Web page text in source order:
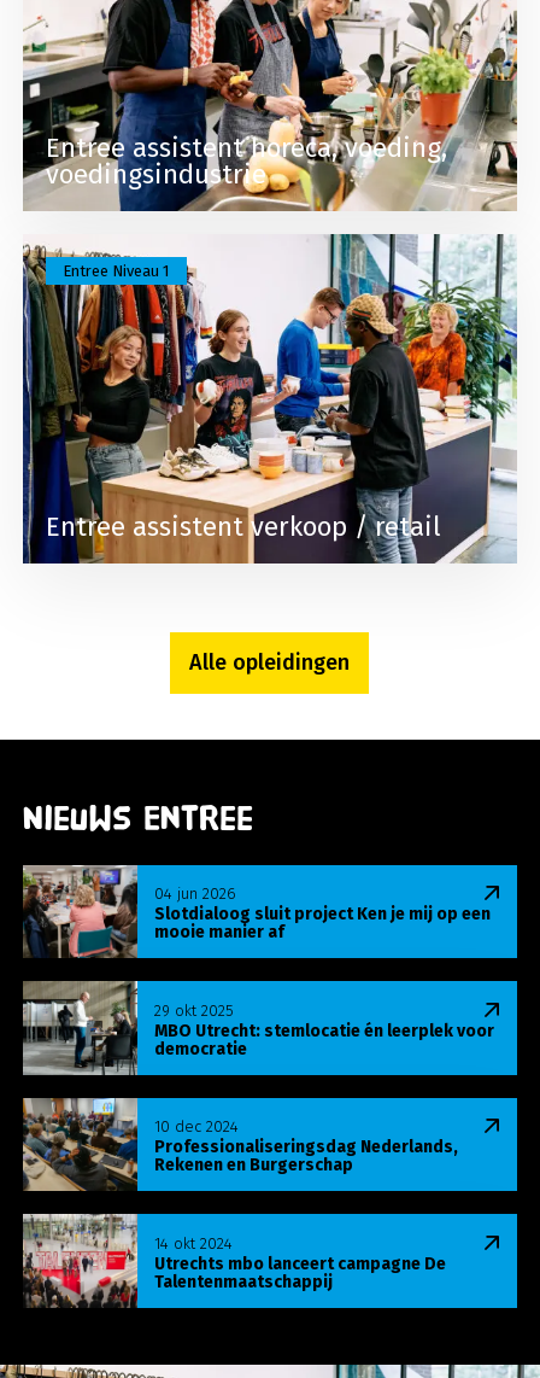
Entree assistent horeca, voeding,
voedingsindustrie
Entree assistent verkoop / retail
Entree Niveau 1
Lees meer over Entree assistent verkoop / retail
Alle opleidingen
Nieuws Entree
Slotdialoog sluit project Ken je mij op een
mooie manier af
04 jun 2026
Lees meer over Slotdialoog sluit project Ken je
MBO Utrecht: stemlocatie én leerplek voor
democratie
29 okt 2025
Lees meer over MBO Utrecht: stemlocatie én
Professionaliseringsdag Nederlands,
Rekenen en Burgerschap
10 dec 2024
Lees meer over Professionaliseringsdag
Utrechts mbo lanceert campagne De
Talentenmaatschappij
14 okt 2024
Lees meer over Utrechts mbo lanceert